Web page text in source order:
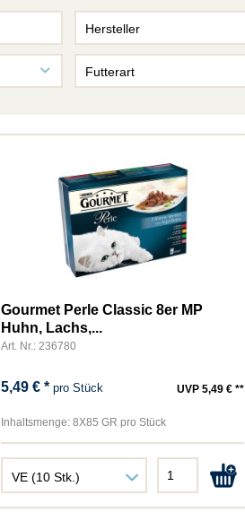
Hersteller
Allco
Animonda Carny
Animonda Gran Carno
Animonda Integra
Animonda Milkies
Animonda Vom Feinsten
Apollo
Biokats
Cats Best
Catsan
Cesar
Chewies
Futterart
Fischfutter
Nassfutter
Snacks
Trockenfutter
Wildvogelfutter
Gourmet Perle Classic 8er MP
Huhn, Lachs,...
Art. Nr.: 236780
5,49 € * pro Stück UVP 5,49 € **
Inhaltsmenge:8X85 GR pro Stück